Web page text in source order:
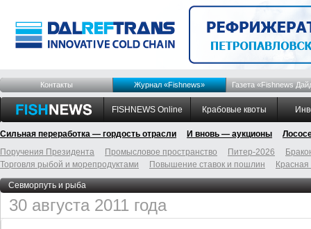
Контакты Журнал «Fishnews» Газета «Fishnews
FISHNEWS Online Крабовые квоты
Сильная переработка — гордость отрасли И вновь — аукционы
Поручения Президента
Промысловое пространство Питер-2026
Торговля рыбой и морепродуктами
Повышение ставок и пошлин
Севморпуть и рыба
30 августа 2011 года